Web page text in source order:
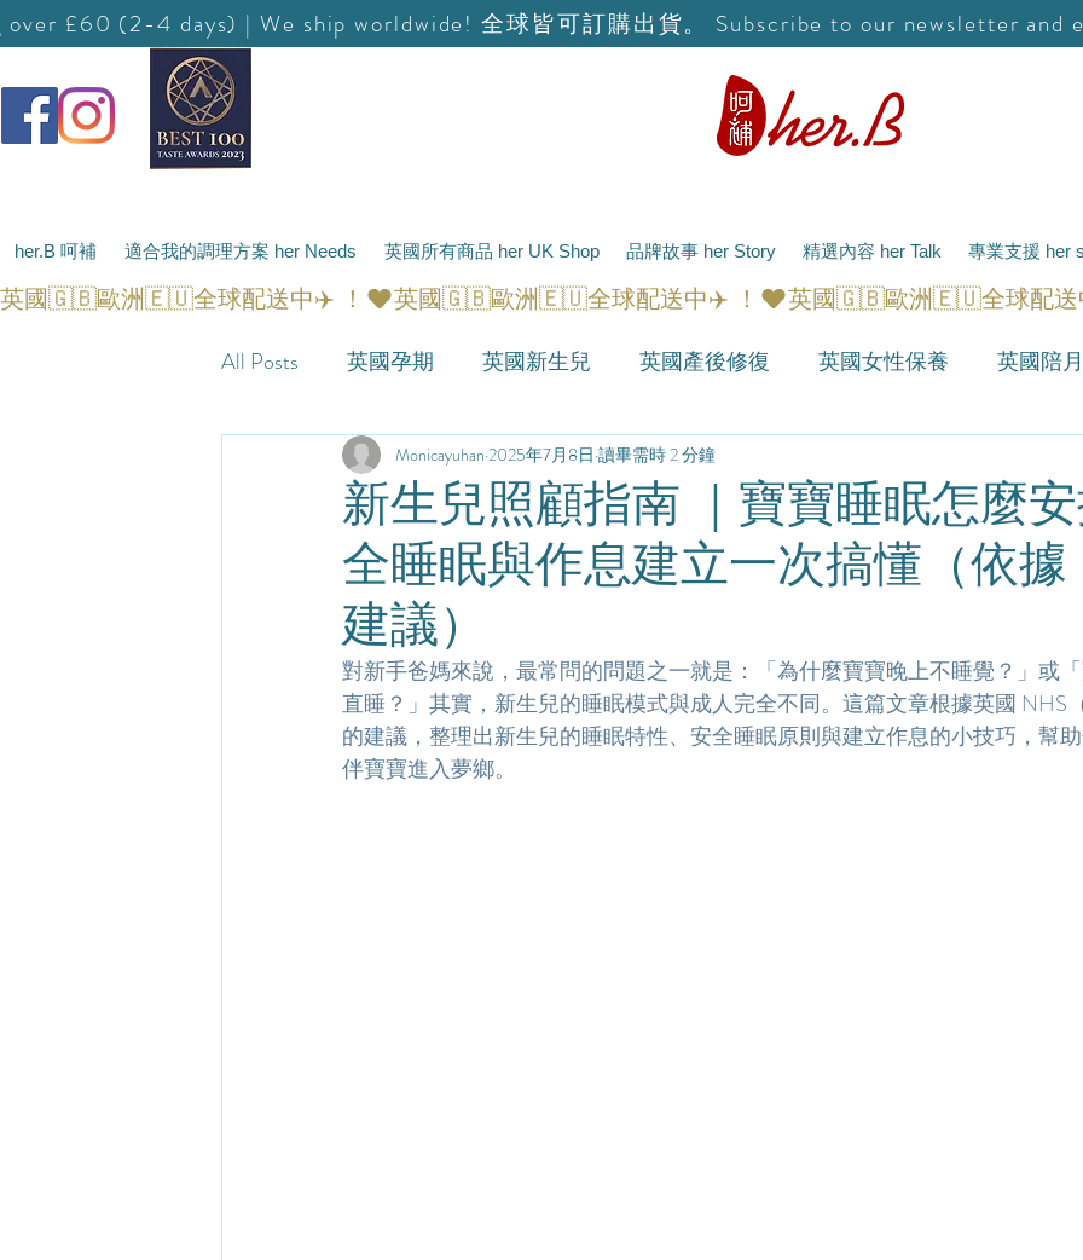
over £60 (2-4 days) | We ship worldwide! 全球皆可訂購出貨。 Subscribe to our newsletter and
her.B 呵補 適合我的調理方案 her Needs 英國所有商品 her UK Shop 品牌故事 her Story 精選內容 her Talk 專業支援 her
英國🇬🇧歐洲🇪🇺全球配送中✈️ ！
All Posts 英國孕期 英國新生兒 英國產後修復 英國女性保養 英國陪月
英國小產 英國坐月子
新生兒照顧指南 ｜寶寶睡眠怎麼
全睡眠與作息建立一次搞懂（依據
建議）
Monicayuhan 2025年7月8日 讀畢需時 2 分鐘
對新手爸媽來說，最常問的問題之一就是：「為什麼寶寶晚上不睡覺？」或
直睡？」其實，新生兒的睡眠模式與成人完全不同。這篇文章根據英國 NHS
的建議，整理出新生兒的睡眠特性、安全睡眠原則與建立作息的小技巧，幫
伴寶寶進入夢鄉。